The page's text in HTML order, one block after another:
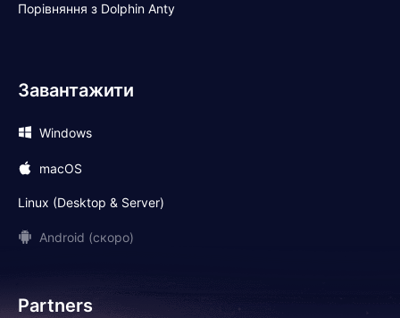
Порівняння з Dolphin Anty
Завантажити
Windows
macOS
Linux (Desktop & Server)
Android (скоро)
Partners